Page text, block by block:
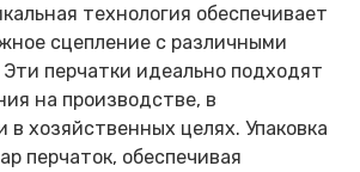
технология обеспечивает
сцепление с различными
перчатки идеально подходят
на производстве, в
в хозяйственных целях. Упаковка
перчаток, обеспечивая